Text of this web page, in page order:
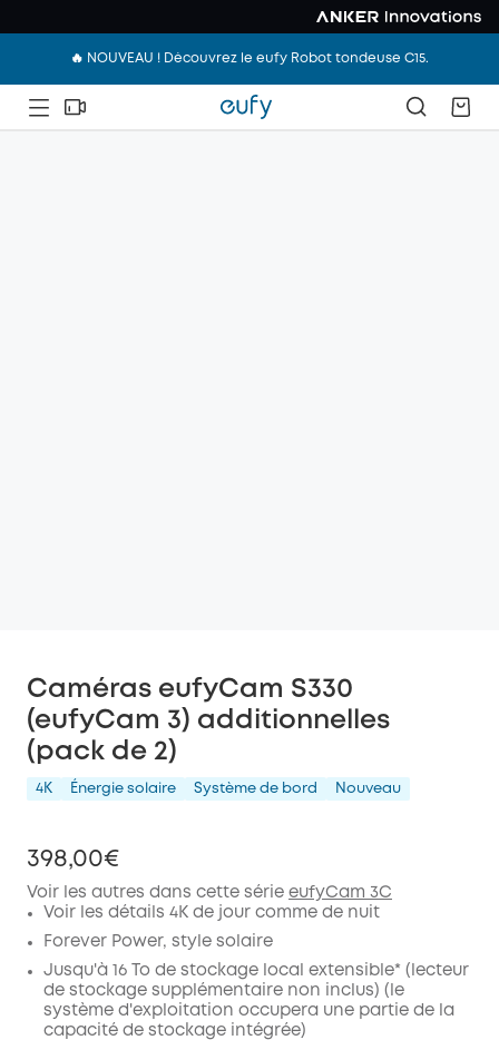
🔥 NOUVEAU ! Découvrez le eufy Robot tondeuse C15.
Caméras eufyCam S330
(eufyCam 3) additionnelles
(pack de 2)
4K Énergie solaire Système de bord Nouveau
398,00€
Voir les autres dans cette série eufyCam 3C
Voir les détails 4K de jour comme de nuit
Forever Power, style solaire
Jusqu'à 16 To de stockage local extensible* (lecteur
de stockage supplémentaire non inclus) (le
système d'exploitation occupera une partie de la
capacité de stockage intégrée)